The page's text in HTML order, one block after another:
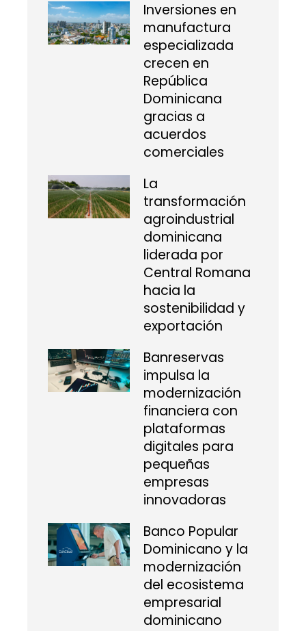
Inversiones en
manufactura
especializada
crecen en
República
Dominicana
gracias a
acuerdos
comerciales
La
transformación
agroindustrial
dominicana
liderada por
Central Romana
hacia la
sostenibilidad y
exportación
Banreservas
impulsa la
modernización
financiera con
plataformas
digitales para
pequeñas
empresas
innovadoras
Banco Popular
Dominicano y la
modernización
del ecosistema
empresarial
dominicano